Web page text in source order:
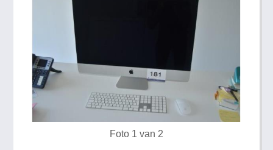
Foto 1 van 2